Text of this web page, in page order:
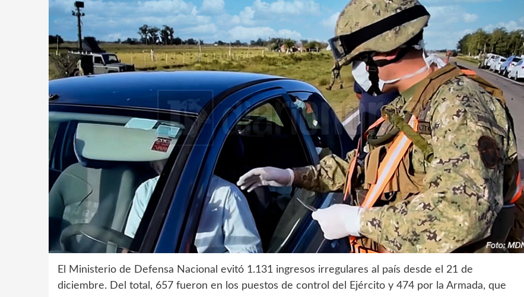
El Ministerio de Defensa Nacional evitó 1.131 ingresos irregulares al país desde el 21 de
diciembre. Del total, 657 fueron en los puestos de control del Ejército y 474 por la Armada, que